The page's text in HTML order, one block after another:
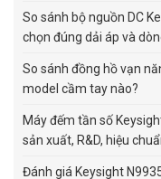
So sánh bộ nguồn DC
chọn đúng dải áp và
So sánh đồng hồ vạn
model cầm tay nào?
Máy đếm tần số
sản xuất, R&D, hiệu
Đánh giá Keysight